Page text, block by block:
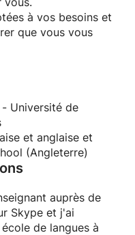
à vos besoins et
que vous vous
avec des gens
des intérêts variés
langues et je suis
en Russie,
l'anglais à des
Université de
et anglaise et
(Angleterre)
auprès de
Skype et j'ai
de langues à